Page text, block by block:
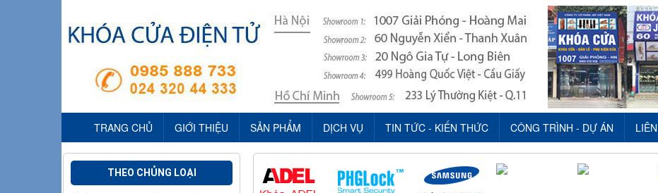
TRANG CHỦ GIỚI THIỆU SẢN PHẨM DỊCH VỤ TIN TỨC - KIẾN THỨC CÔNG TRÌNH - DỰ ÁN
THEO CHỦNG LOẠI